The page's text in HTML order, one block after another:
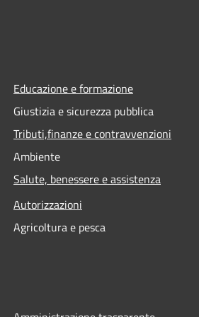
Educazione e formazione
Giustizia e sicurezza pubblica
Tributi,finanze e contravvenzioni
Ambiente
Salute, benessere e assistenza
Autorizzazioni
Agricoltura e pesca